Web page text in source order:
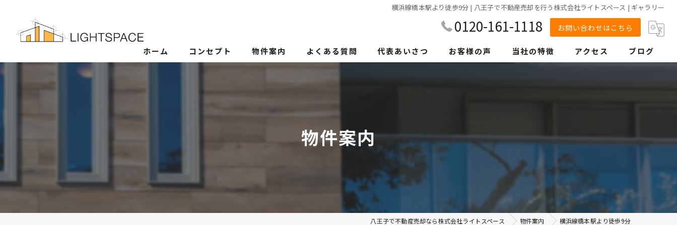
横浜線橋本駅より徒歩9分 | 八王子で不動産売却を行う株式会社ライトスペース | ギャラリー
0120-161-1118 お問い合わせはこちら
ホーム コンセプト 物件案内 よくある質問 代表あいさつ お客様の声 当社の特徴
相続
早期高値売却
アクセス ブログ
物件案内
八王子で不動産売却なら株式会社ライトスペース 物件案内 横浜線橋本駅より徒歩9分